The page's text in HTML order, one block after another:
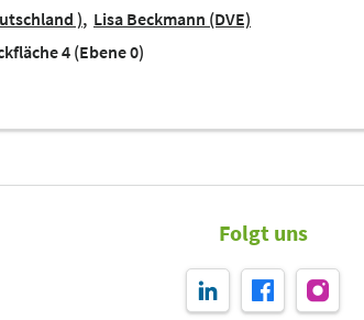
)
Lisa Beckmann (DVE)
4 (Ebene 0)
Folgt uns